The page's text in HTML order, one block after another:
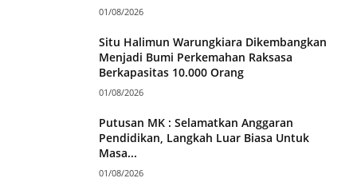
01/08/2026
Situ Halimun Warungkiara Dikembangkan
Menjadi Bumi Perkemahan Raksasa
Berkapasitas 10.000 Orang
01/08/2026
Putusan MK : Selamatkan Anggaran
Pendidikan, Langkah Luar Biasa Untuk
Masa...
01/08/2026